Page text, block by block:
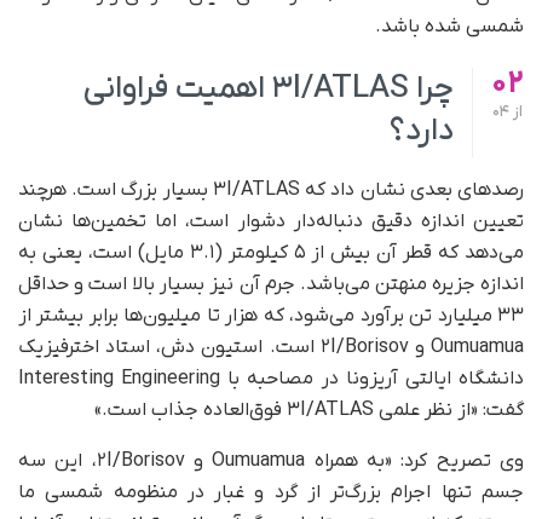
شمسی شده باشد.
02
از
چرا ۳I/ATLAS اهمیت فراوانی
دارد؟
رصدهای بعدی نشان داد که ۳I/ATLAS بسیار بزرگ است. هرچند
تعیین اندازه دقیق دنباله‌دار دشوار است، اما تخمین‌ها نشان
می‌دهد که قطر آن بیش از ۵ کیلومتر (۳.۱ مایل) است، یعنی به
اندازه جزیره منهتن می‌باشد. جرم آن نیز بسیار بالا است و حداقل
۳۳ میلیارد تن برآورد می‌شود، که هزار تا میلیون‌ها برابر بیشتر از
Oumuamua و ۲I/Borisov است. استیون دش، استاد اخترفیزیک
دانشگاه ایالتی آریزونا در مصاحبه با Interesting Engineering
گفت: «از نظر علمی ۳I/ATLAS فوق‌العاده جذاب است.»
وی تصریح کرد: «به همراه Oumuamua و ۲I/Borisov، این سه
جسم تنها اجرام بزرگ‌تر از گرد و غبار در منظومه شمسی ما